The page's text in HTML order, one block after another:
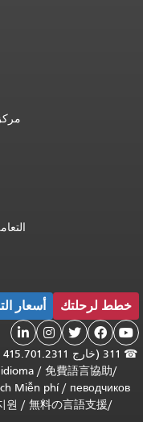
خطط لرحلتك أسعار





☎
/
免費語言協助
/
певодчиков
/
Miễn phí
/
無料の言語支援
/
원